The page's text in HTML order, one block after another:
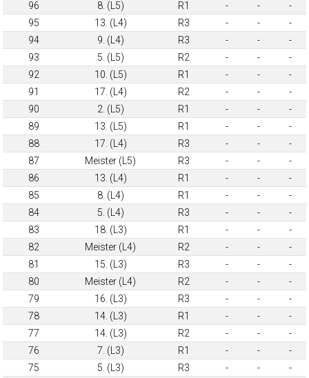
96 8. (L5) R1 - -
-
95
13. (L4) R3 - -
-
94
9. (L4) R3 - -
-
93
5. (L5) R2 - -
-
92
10. (L5) R1 - -
-
91
17. (L4) R2 - -
-
90
2. (L5) R1 - -
-
89
13. (L5) R1 - -
-
88
17. (L4) R3 - -
-
87
Meister (L5) R3 - -
-
86
13. (L4) R1 - -
-
85
8. (L4) R1 - -
-
84
5. (L4) R3 - -
-
83
18. (L3) R1 - -
-
82
Meister (L4) R2 - -
-
81
15. (L3) R3 - -
-
80
Meister (L4) R2 - -
-
79
16. (L3) R3 - -
-
78
14. (L3) R1 - -
-
77
14. (L3) R2 - -
-
76
7. (L3) R1 - -
-
75
5. (L3) R3 - -
-